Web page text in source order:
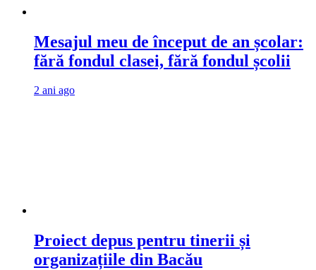
Mesajul meu de început de an școlar:
fără fondul clasei, fără fondul școlii
2 ani ago
Proiect depus pentru tinerii și
organizațiile din Bacău